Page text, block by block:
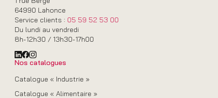
64990 Lahonce
Service clients : 05 59 52 53 00
Du lundi au vendredi
8h-12h30 / 13h30-17h00
Nos catalogues
Catalogue « Industrie »
Catalogue « Alimentaire »